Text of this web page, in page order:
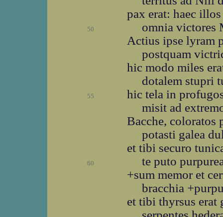
pax erat: haec
50
omnia victores
Actius ipse lyram
postquam
hic modo miles
dotalem stupri
55
hic tela in
misit ad
Bacche, coloratos
potasti galea
et tibi securo
60
te puto
+sum memor et
bracchia
et tibi thyrsus erat